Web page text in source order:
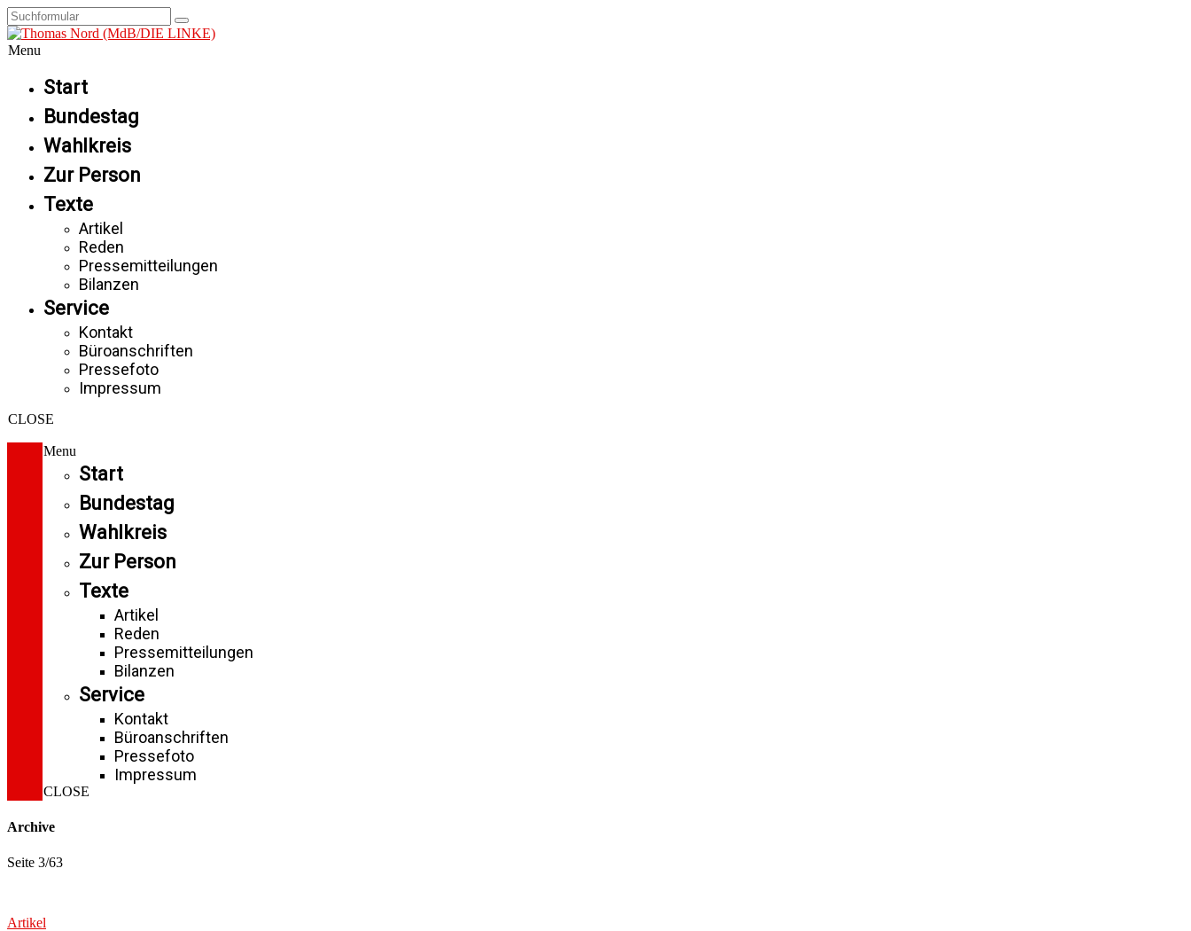
Menu
Start
Bundestag
Wahlkreis
Zur Person
Texte
Artikel
Reden
Pressemitteilungen
Bilanzen
Service
Kontakt
Büroanschriften
Pressefoto
Impressum
CLOSE
Menu
Start
Bundestag
Wahlkreis
Zur Person
Texte
Artikel
Reden
Pressemitteilungen
Bilanzen
Service
Kontakt
Büroanschriften
Pressefoto
Impressum
CLOSE
Archive
Seite 3/63
Artikel